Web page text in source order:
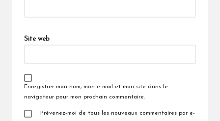
Site web
Enregistrer mon nom, mon e-mail et mon site dans le
navigateur pour mon prochain commentaire.
Prévenez-moi de tous les nouveaux commentaires par e-